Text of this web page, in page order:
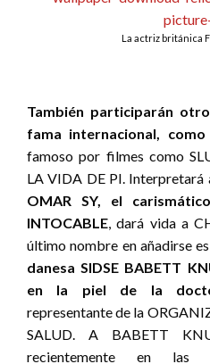
La actriz británica
También participarán
fama internacional, como
famoso por filmes como
LA VIDA DE PI. Interpretará
OMAR SY, el
INTOCABLE, dará vida a
último nombre en añadirse
danesa SIDSE BABETT
en la piel de la
representante de la
SALUD. A BABETT
recientemente en las